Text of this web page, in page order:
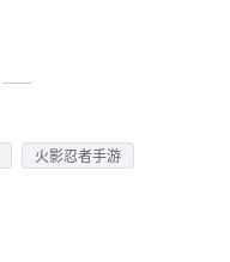
火影忍者手游